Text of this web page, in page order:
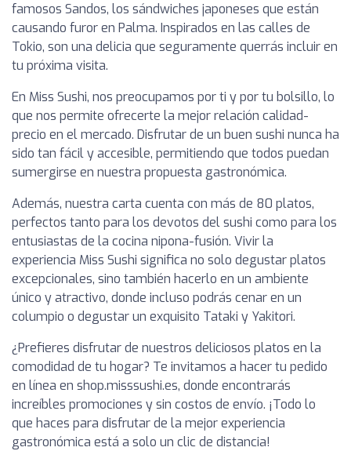
famosos Sandos, los sándwiches japoneses que están
causando furor en Palma. Inspirados en las calles de
Tokio, son una delicia que seguramente querrás incluir en
tu próxima visita.
En Miss Sushi, nos preocupamos por ti y por tu bolsillo, lo
que nos permite ofrecerte la mejor relación calidad-
precio en el mercado. Disfrutar de un buen sushi nunca ha
sido tan fácil y accesible, permitiendo que todos puedan
sumergirse en nuestra propuesta gastronómica.
Además, nuestra carta cuenta con más de 80 platos,
perfectos tanto para los devotos del sushi como para los
entusiastas de la cocina nipona-fusión. Vivir la
experiencia Miss Sushi significa no solo degustar platos
excepcionales, sino también hacerlo en un ambiente
único y atractivo, donde incluso podrás cenar en un
columpio o degustar un exquisito Tataki y Yakitori.
¿Prefieres disfrutar de nuestros deliciosos platos en la
comodidad de tu hogar? Te invitamos a hacer tu pedido
en línea en shop.misssushi.es, donde encontrarás
increíbles promociones y sin costos de envío. ¡Todo lo
que haces para disfrutar de la mejor experiencia
gastronómica está a solo un clic de distancia!